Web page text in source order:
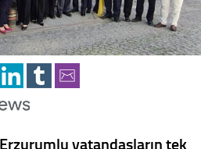
vatandaşların tek